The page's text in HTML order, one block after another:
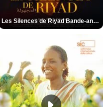
Les Silences de Riyad Bande-annonce VO STFR